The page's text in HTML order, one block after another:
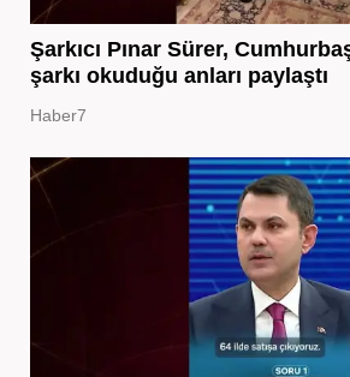
Şarkıcı Pınar Sürer,
şarkı okuduğu anları paylaştı
Haber7